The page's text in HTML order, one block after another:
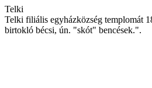
Telki
Telki filiális egyházközség templomát
birtokló bécsi, ún. "skót" bencések.".